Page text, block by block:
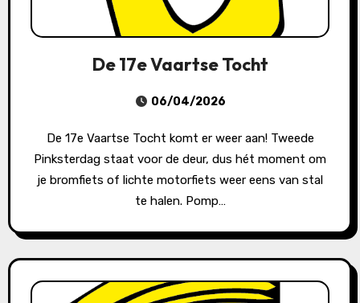
De 17e Vaartse Tocht
06/04/2026
De 17e Vaartse Tocht komt er weer aan! Tweede
Pinksterdag staat voor de deur, dus hét moment om
je bromfiets of lichte motorfiets weer eens van stal
te halen. Pomp…